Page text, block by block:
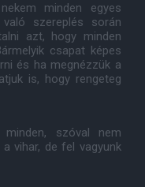
minden egyes
szereplés során
azt, hogy minden
csapat képes
és ha megnézzük a
is, hogy rengeteg
szóval nem
vihar, de fel vagyunk